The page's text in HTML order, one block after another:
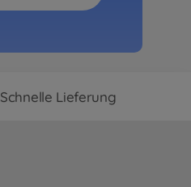
Schnelle Lieferung